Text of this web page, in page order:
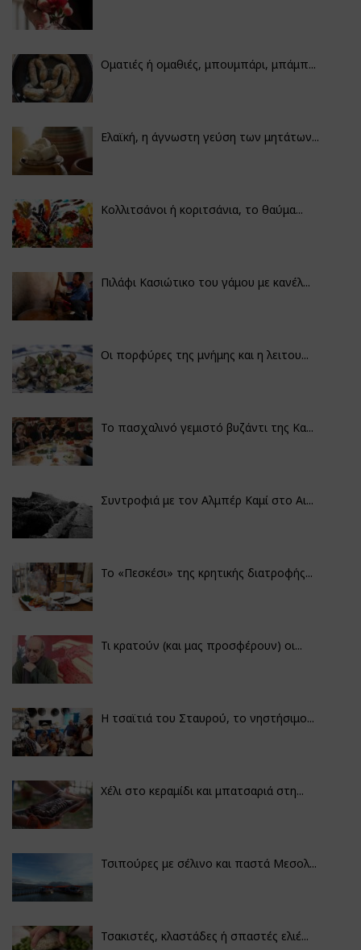
Οματιές ή ομαθιές, μπουμπάρι, μπάμπ...
Ελαϊκή, η άγνωστη γεύση των μητάτων...
Κολλιτσάνοι ή κοριτσάνια, το θαύμα...
Πιλάφι Κασιώτικο του γάμου με κανέλ...
Οι πορφύρες της μνήμης και η λειτου...
Το πασχαλινό γεμιστό βυζάντι της Κα...
Συντροφιά με τον Αλμπέρ Καμί στο Αι...
Το «Πεσκέσι» της κρητικής διατροφής...
Τι κρατούν (και μας προσφέρουν) οι...
Η τσαϊτιά του Σταυρού, το νηστήσιμο...
Χέλι στο κεραμίδι και μπατσαριά στη...
Τσιπούρες με σέλινο και παστά Μεσολ...
Τσακιστές, κλαστάδες ή σπαστές ελιέ...